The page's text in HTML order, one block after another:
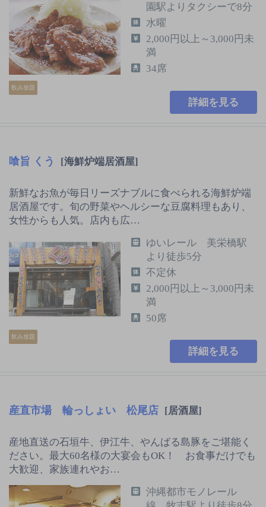
飲み放題
園駅よりタクシーで8分
水曜
2,000円以上～3,000円未
満
34席
詳細を見る
喰旨 くう [海鮮炉端居酒屋]
新鮮なお魚が毎日リーズナブルに食べられる海鮮炉端
居酒屋です。旬の野菜やヘルシーな豆腐料理もあり、
女性からも人気。店内も広…
飲み放題
ゆいレール 美栄橋駅
より徒歩5分
不定休
2,000円以上～3,000円未
満
50席
詳細を見る
産直市場 輪っしょい 松尾店 [居酒屋]
産地直送の石垣牛、伊江牛、やんばる島豚をご堪能く
ださい。最大60名様の大宴会もOK！ お食事だけでも
大歓迎、家族連れやお…
沖縄都市モノレール